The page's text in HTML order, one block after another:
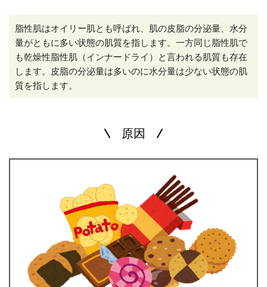
脂性肌はオイリー肌とも呼ばれ、肌の皮脂の分泌量、水分
量がともに多い状態の肌質を指します。一方同じ脂性肌で
も乾燥性脂性肌（インナードライ）と言われる肌質も存在
します。皮脂の分泌量は多いのに水分量は少ない状態の肌
質を指します。
原因